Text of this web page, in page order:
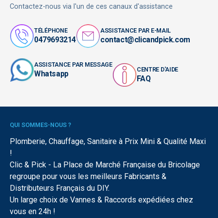
Contactez-nous via l'un de ces canaux d'assistance
TÉLÉPHONE
0479693214
ASSISTANCE PAR E-MAIL
contact@clicandpick.com
ASSISTANCE PAR MESSAGE
Whatsapp CENTRE D'AIDE
FAQ
QUI SOMMES-NOUS ?
Plomberie, Chauffage, Sanitaire à Prix Mini & Qualité Maxi
!
Clic & Pick - La Place de Marché Française du Bricolage
regroupe pour vous les meilleurs Fabricants &
Distributeurs Français du DIY.
Un large choix de Vannes & Raccords expédiées chez
vous en 24h !